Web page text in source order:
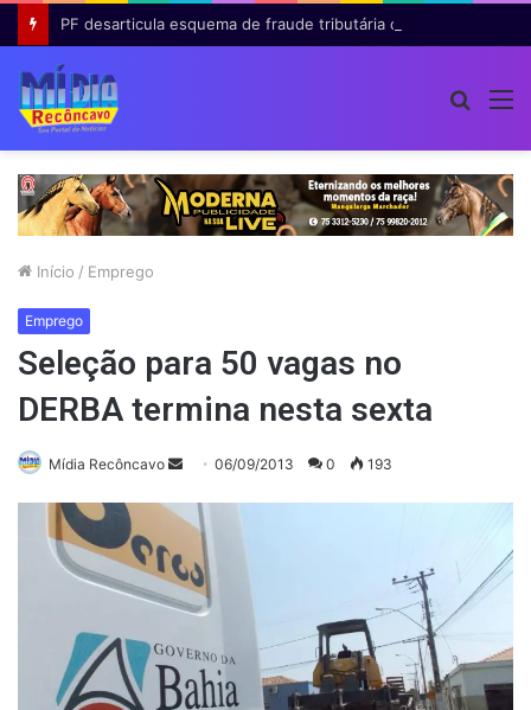
Início / Emprego
Emprego
Seleção para 50 vagas no
DERBA termina nesta sexta
Mídia Recôncavo
Mande
e-
mail
06/09/2013 0 193